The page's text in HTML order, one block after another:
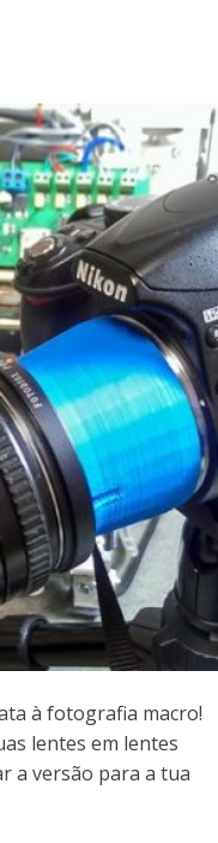
à fotografia macro!
lentes em lentes
a versão para a tua